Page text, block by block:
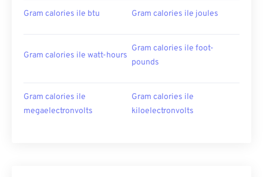
Gram calories ile btu Gram calories ile joules
Gram calories ile watt-hours
Gram calories ile foot-
pounds
Gram calories ile
megaelectronvolts
Gram calories ile
kiloelectronvolts